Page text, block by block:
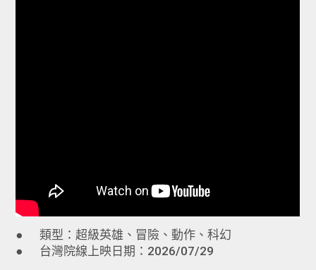
● 類型：超級英雄、冒險、動作、科幻
● 台灣院線上映日期：2026/07/29